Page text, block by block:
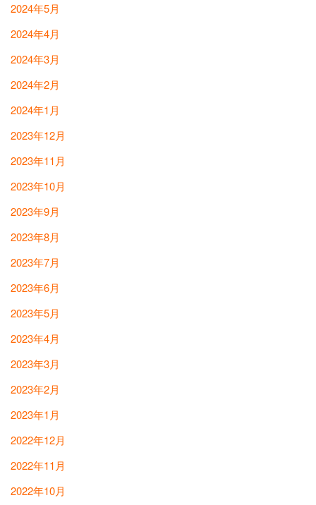
2024年5月
2024年4月
2024年3月
2024年2月
2024年1月
2023年12月
2023年11月
2023年10月
2023年9月
2023年8月
2023年7月
2023年6月
2023年5月
2023年4月
2023年3月
2023年2月
2023年1月
2022年12月
2022年11月
2022年10月